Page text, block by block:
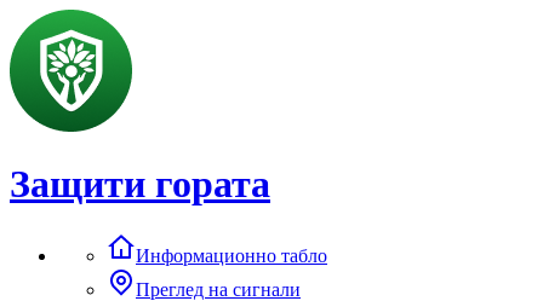
Защити гората
Информационно табло
Преглед на сигнали